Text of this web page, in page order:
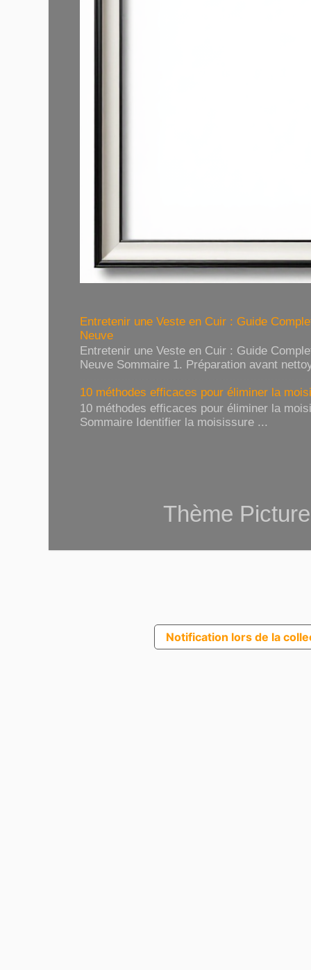
Entretenir une Veste en Cuir : Guide
Neuve
Entretenir une Veste en Cuir : Guide
Neuve Sommaire 1. Préparation avant
10 méthodes efficaces pour éliminer la
10 méthodes efficaces pour éliminer la
Sommaire Identifier la moisissure ...
Thème
Notification lors de la